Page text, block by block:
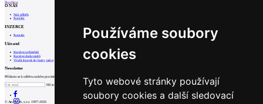
Používáme soubory
cookies
Tyto webové stránky používají
soubory cookies a další sledovací
PrevNext
O NÁS
Náš příběh
Kontakt
INZERCE
Kontakt
Uživatel
Katalog architektů
Katalog dodavatelů
Vložit inzerát do burzy práce
Newsletter
Přihlaste se k odběru našeho pravidelného týdenního newsletteru:
Fill in „nospam“
© Archiweb, s.r.o. 1997-2026